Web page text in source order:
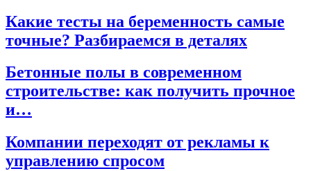
Какие тесты на беременность самые
точные? Разбираемся в деталях
Бетонные полы в современном
строительстве: как получить прочное
и…
Компании переходят от рекламы к
управлению спросом